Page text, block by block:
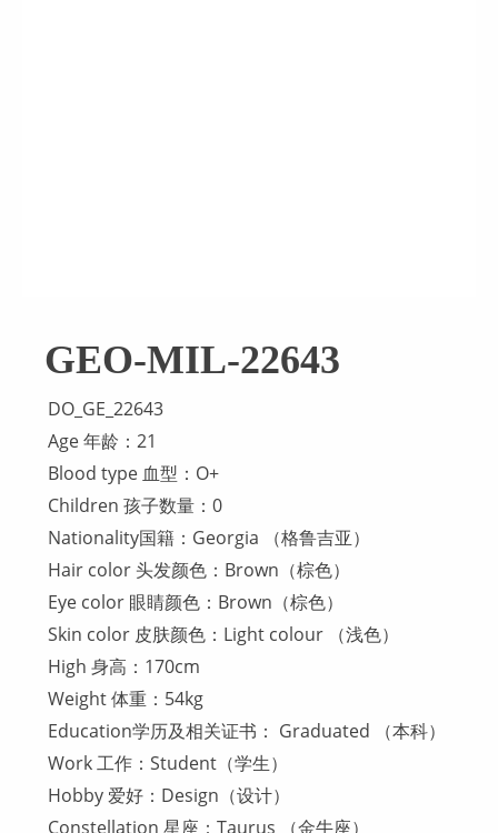
GEO-MIL-22643
DO_GE_22643
Age 年龄：21
Blood type 血型：O+
Children 孩子数量：0
Nationality国籍：Georgia （格鲁吉亚）
Hair color 头发颜色：Brown（棕色）
Eye color 眼睛颜色：Brown（棕色）
Skin color 皮肤颜色：Light colour （浅色）
High 身高：170cm
Weight 体重：54kg
Education学历及相关证书： Graduated （本科）
Work 工作：Student（学生）
Hobby 爱好：Design（设计）
Constellation 星座：Taurus （金牛座）